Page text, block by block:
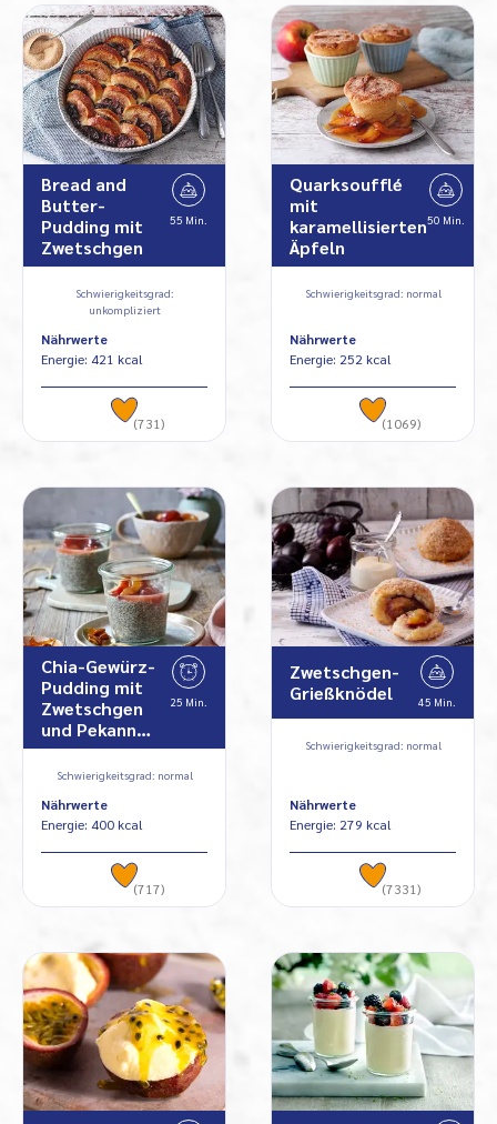
Bread and
Butter-
Pudding mit
Zwetschgen
55 Min.
Schwierigkeitsgrad:
unkompliziert
Nährwerte
Energie: 421 kcal
(731)
Quarksoufflé
mit
karamellisierten
Äpfeln
50 Min.
Schwierigkeitsgrad: normal
Nährwerte
Energie: 252 kcal
(1069)
Chia-Gewürz-
Pudding mit
Zwetschgen
und Pekann…
25 Min.
Schwierigkeitsgrad: normal
Nährwerte
Energie: 400 kcal
(717)
Zwetschgen-
Grießknödel
45 Min.
Schwierigkeitsgrad: normal
Nährwerte
Energie: 279 kcal
(7331)